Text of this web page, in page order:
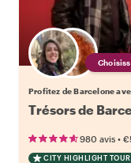
Profitez de Barcelone
Trésors de
980 avis •
CITY HIGHLIGHT TOUR